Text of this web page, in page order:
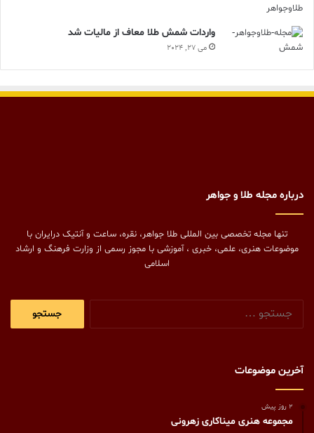
واردات شمش طلا معاف از مالیات شد
می 27, 2024
درباره مجله طلا و جواهر
تنها مجله تخصصی بین المللی طلا جواهر، نقره، ساعت و آنتیک درایران با
موضوعات هنری، علمی، خبری ، آموزشی با مجوز رسمی از وزارت فرهنگ و ارشاد
اسلامی
آخرین موضوعات
2 روز پیش
مجموعه هنری میناکاری زهرونی